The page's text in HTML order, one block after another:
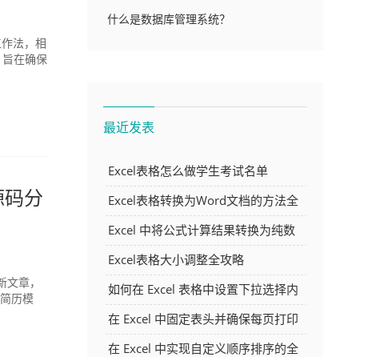
法，相
在确保
分
章，
历模
什么是数据库管理系统？
最近发表
Excel表格怎么做学生考试名单
Excel表格转换为Word文档的方法全
解析
Excel 中将公式计算结果转换为纯数
字的多种方法
Excel表格大小调整全攻略
如何在 Excel 表格中设置下拉选择内
容
在 Excel 中固定表头并确保每页打印
时都显示表头的方法详解
在 Excel 中实现自定义顺序排序的全